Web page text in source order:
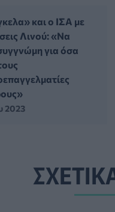
και ο ΙΣΑ με
Λινού: «Να
για όσα
2023